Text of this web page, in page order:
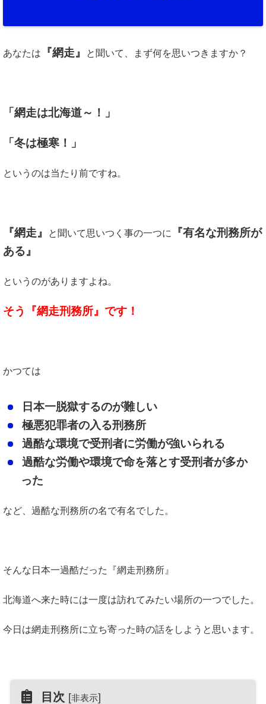
あなたは 『網走』 と聞いて、まず何を思いつきますか？
「網走は北海道～！」
「冬は極寒！」
というのは当たり前ですね。
『網走』 と聞いて思いつく事の一つに
『有名な刑務所が
ある』
というのがありますよね。
そう『網走刑務所』です！
かつては
日本一脱獄するのが難しい
極悪犯罪者の入る刑務所
過酷な環境で受刑者に労働が強いられる
過酷な労働や環境で命を落とす受刑者が多か
った
など、過酷な刑務所の名で有名でした。
そんな日本一過酷だった『網走刑務所』
北海道へ来た時には一度は訪れてみたい場所の一つでした。
今日は網走刑務所に立ち寄った時の話をしようと思います。
目次 [非表示]